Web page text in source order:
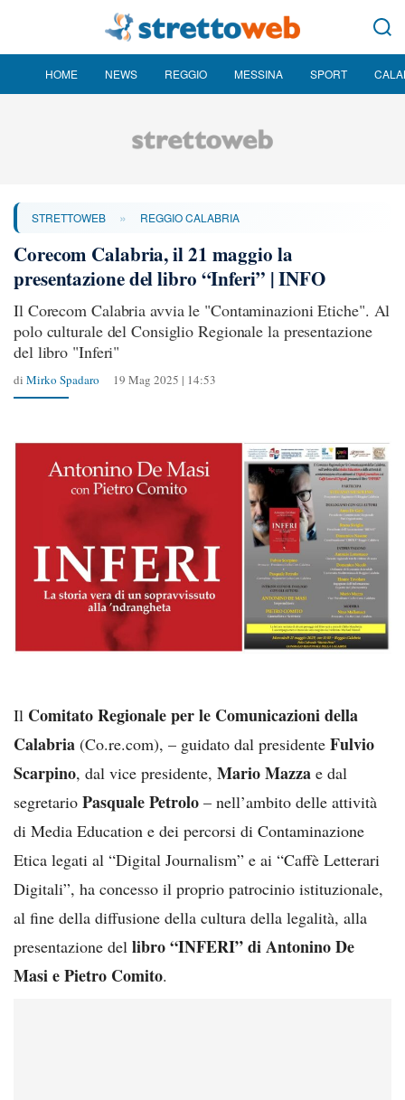
HOME NEWS REGGIO MESSINA SPORT
STRETTOWEB » REGGIO CALABRIA
Corecom Calabria, il 21 maggio la
presentazione del libro “Inferi” | INFO
Il Corecom Calabria avvia le "Contaminazioni Etiche". Al
polo culturale del Consiglio Regionale la presentazione
del libro "Inferi"
di Mirko Spadaro 19 Mag 2025 | 14:53
Il Comitato Regionale per le Comunicazioni della
Calabria (Co.re.com), – guidato dal presidente Fulvio
Scarpino, dal vice presidente, Mario Mazza e dal
segretario Pasquale Petrolo – nell’ambito delle attività
di Media Education e dei percorsi di Contaminazione
Etica legati al “Digital Journalism” e ai “Caffè Letterari
Digitali”, ha concesso il proprio patrocinio istituzionale,
al fine della diffusione della cultura della legalità, alla
presentazione del libro “INFERI” di Antonino De
Masi e Pietro Comito.